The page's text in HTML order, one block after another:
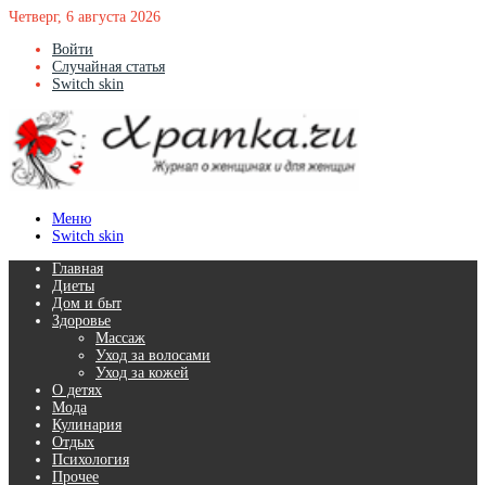
Четверг, 6 августа 2026
Войти
Случайная статья
Switch skin
Меню
Switch skin
Главная
Диеты
Дом и быт
Здоровье
Массаж
Уход за волосами
Уход за кожей
О детях
Мода
Кулинария
Отдых
Психология
Прочее